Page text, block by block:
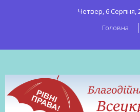
Четвер, 6 Серпня,
Головна